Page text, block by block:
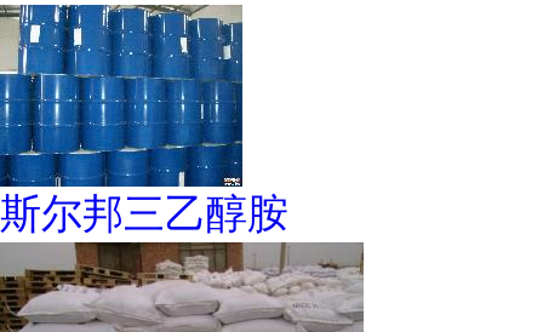
斯尔邦三乙醇胺